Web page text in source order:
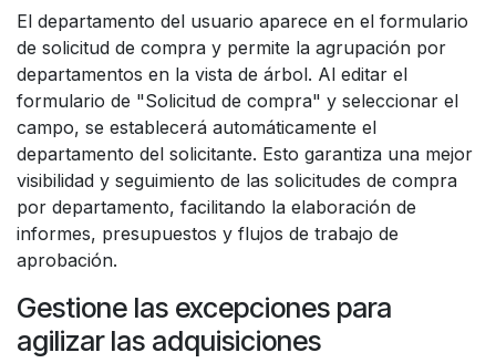
El departamento del usuario aparece en el formulario
de solicitud de compra y permite la agrupación por
departamentos en la vista de árbol. Al editar el
formulario de "Solicitud de compra" y seleccionar el
campo, se establecerá automáticamente el
departamento del solicitante. Esto garantiza una mejor
visibilidad y seguimiento de las solicitudes de compra
por departamento, facilitando la elaboración de
informes, presupuestos y flujos de trabajo de
aprobación.
Gestione las excepciones para
agilizar las adquisiciones